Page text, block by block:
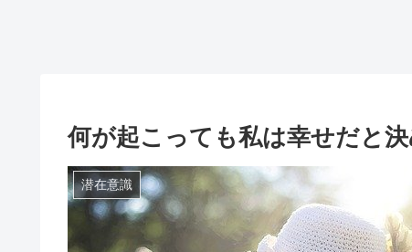
何が起こっても私は幸せだと
潜在意識